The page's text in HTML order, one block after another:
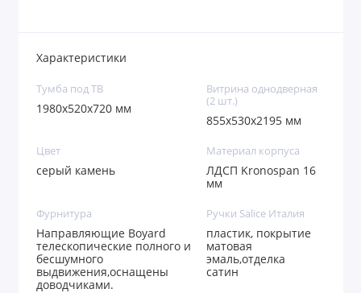
Характеристики
Тумба под ТВ
1980х520х720 мм
Витрина однодверная
(2 шт.)
855х530х2195 мм
Цвет
серый камень
Материал корпуса
ЛДСП Kronospan 16
мм
Фурнитура
Направляющие Boyard
телескопические полного и
бесшумного
выдвижения,оснащены
доводчиками.
Ручки Salice Италия
пластик, покрытие
матовая
эмаль,отделка
сатин